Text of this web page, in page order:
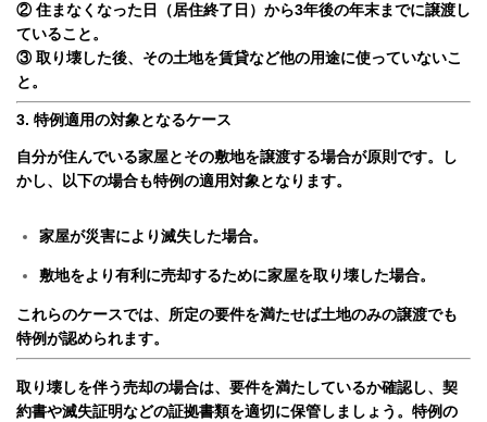
② 住まなくなった日（居住終了日）から3年後の年末までに譲渡し
ていること。
③ 取り壊した後、その土地を賃貸など他の用途に使っていないこ
と。
3. 特例適用の対象となるケース
自分が住んでいる家屋とその敷地を譲渡する場合が原則です。
し
かし、以下の場合も特例の適用対象となります。
家屋が災害により滅失した場合。
敷地をより有利に売却するために家屋を取り壊した場合。
これらのケースでは、所定の要件を満たせば土地のみの譲渡でも
特例が認められます。
取り壊しを伴う売却の場合は、要件を満たしているか確認し、契
約書や滅失証明などの証拠書類を適切に保管しましょう。 特例の